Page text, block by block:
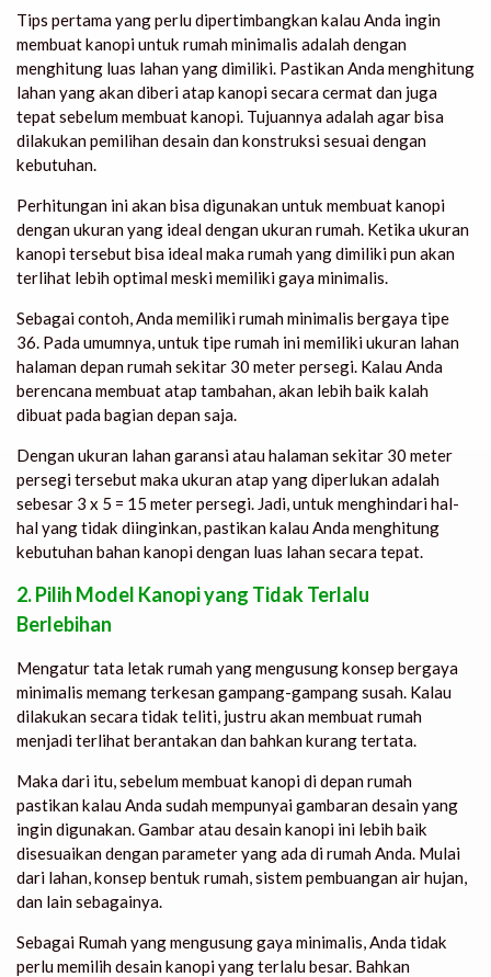
Tips pertama yang perlu dipertimbangkan kalau Anda ingin
membuat kanopi untuk rumah minimalis adalah dengan
menghitung luas lahan yang dimiliki. Pastikan Anda menghitung
lahan yang akan diberi atap kanopi secara cermat dan juga
tepat sebelum membuat kanopi. Tujuannya adalah agar bisa
dilakukan pemilihan desain dan konstruksi sesuai dengan
kebutuhan.
Perhitungan ini akan bisa digunakan untuk membuat kanopi
dengan ukuran yang ideal dengan ukuran rumah. Ketika ukuran
kanopi tersebut bisa ideal maka rumah yang dimiliki pun akan
terlihat lebih optimal meski memiliki gaya minimalis.
Sebagai contoh, Anda memiliki rumah minimalis bergaya tipe
36. Pada umumnya, untuk tipe rumah ini memiliki ukuran lahan
halaman depan rumah sekitar 30 meter persegi. Kalau Anda
berencana membuat atap tambahan, akan lebih baik kalah
dibuat pada bagian depan saja.
Dengan ukuran lahan garansi atau halaman sekitar 30 meter
persegi tersebut maka ukuran atap yang diperlukan adalah
sebesar 3 x 5 = 15 meter persegi. Jadi, untuk menghindari hal-
hal yang tidak diinginkan, pastikan kalau Anda menghitung
kebutuhan bahan kanopi dengan luas lahan secara tepat.
2. Pilih Model Kanopi yang Tidak Terlalu
Berlebihan
Mengatur tata letak rumah yang mengusung konsep bergaya
minimalis memang terkesan gampang-gampang susah. Kalau
dilakukan secara tidak teliti, justru akan membuat rumah
menjadi terlihat berantakan dan bahkan kurang tertata.
Maka dari itu, sebelum membuat kanopi di depan rumah
pastikan kalau Anda sudah mempunyai gambaran desain yang
ingin digunakan. Gambar atau desain kanopi ini lebih baik
disesuaikan dengan parameter yang ada di rumah Anda. Mulai
dari lahan, konsep bentuk rumah, sistem pembuangan air hujan,
dan lain sebagainya.
Sebagai Rumah yang mengusung gaya minimalis, Anda tidak
perlu memilih desain kanopi yang terlalu besar. Bahkan